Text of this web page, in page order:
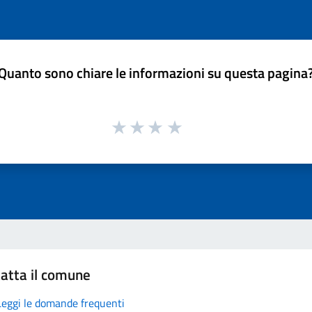
sono chiare le informazioni su questa
il comune
le domande frequenti